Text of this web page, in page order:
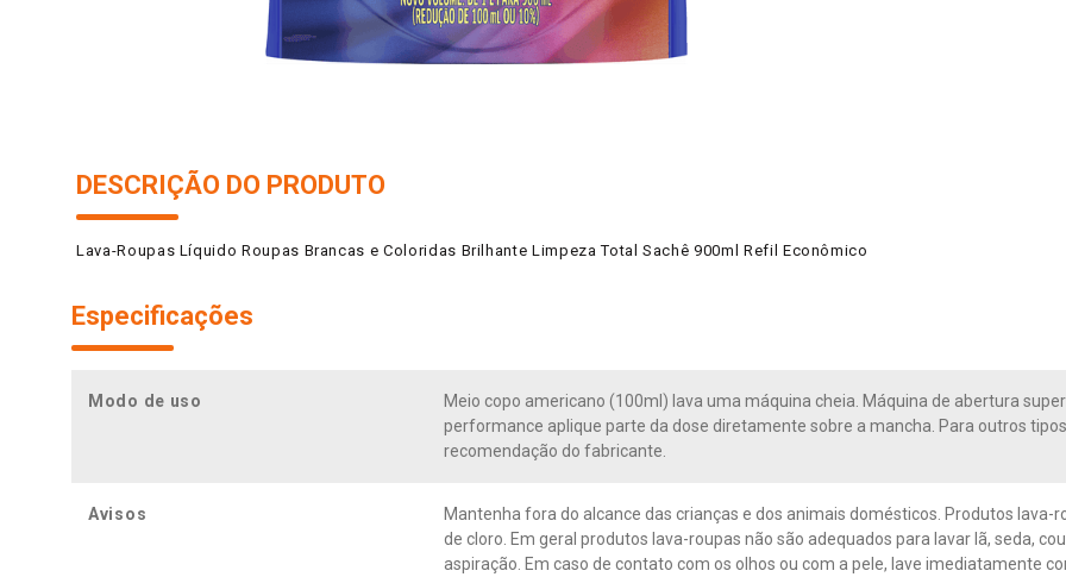
DESCRIÇÃO DO PRODUTO
Lava-Roupas Líquido Roupas Brancas e Coloridas Brilhante Limpeza Total Sachê 900ml Refil Econômico
Especificações
Modo de uso
Meio copo americano (100ml) lava uma máquina cheia. Máquina de abertura
performance aplique parte da dose diretamente sobre a mancha. Para outros
recomendação do fabricante.
Avisos
Mantenha fora do alcance das crianças e dos animais domésticos. Produtos
de cloro. Em geral produtos lava-roupas não são adequados para lavar lã, seda,
aspiração. Em caso de contato com os olhos ou com a pele, lave imediatamente